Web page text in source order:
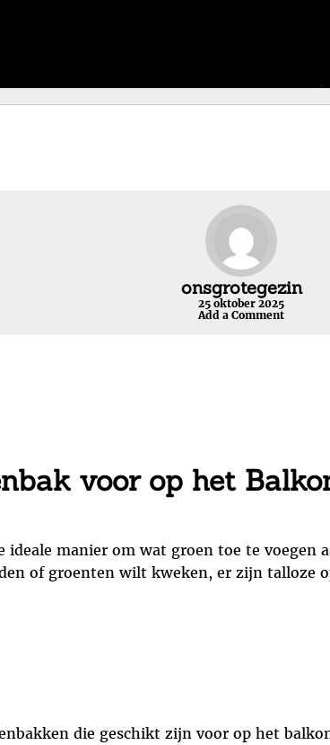
onsgrotegezin
25 oktober 2025
Add a Comment
voor op het
ideale manier om wat groen toe te
of groenten wilt kweken, er zijn talloze
die geschikt zijn voor op het